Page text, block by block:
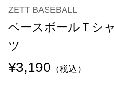
ZETT BASEBALL
ベースボールＴシャ
ツ
¥3,190 （税込）